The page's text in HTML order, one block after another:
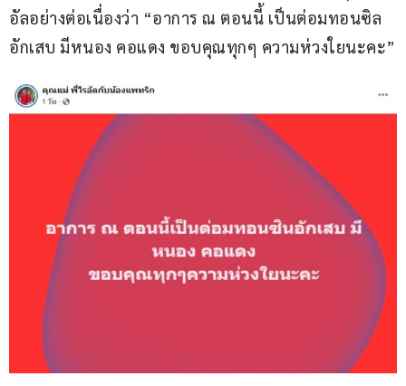
อัลอย่างต่อเนื่องว่า “อาการ ณ ตอนนี้ เป็นต่อมทอนซิล
อักเสบ มีหนอง คอแดง ขอบคุณทุกๆ ความห่วงใยนะคะ”